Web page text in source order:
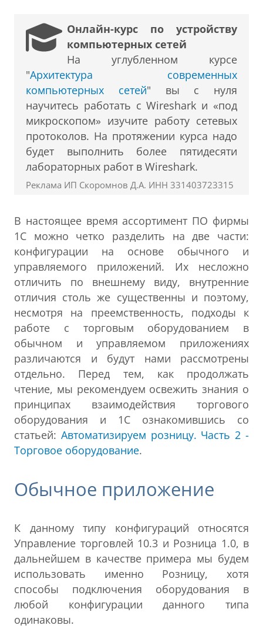
Онлайн-курс по устройству
компьютерных сетей
На углубленном курсе
"Архитектура современных
компьютерных сетей" вы с нуля
научитесь работать с Wireshark и «под
микроскопом» изучите работу сетевых
протоколов. На протяжении курса надо
будет выполнить более пятидесяти
лабораторных работ в Wireshark.
Реклама ИП Скоромнов Д.А. ИНН 331403723315
В настоящее время ассортимент ПО фирмы
1С можно четко разделить на две части:
конфигурации на основе обычного и
управляемого приложений. Их несложно
отличить по внешнему виду, внутренние
отличия столь же существенны и поэтому,
несмотря на преемственность, подходы к
работе с торговым оборудованием в
обычном и управляемом приложениях
различаются и будут нами рассмотрены
отдельно. Перед тем, как продолжать
чтение, мы рекомендуем освежить знания о
принципах взаимодействия торгового
оборудования и 1С ознакомившись со
статьей: Автоматизируем розницу. Часть 2 -
Торговое оборудование.
Обычное приложение
К данному типу конфигураций относятся
Управление торговлей 10.3 и Розница 1.0, в
дальнейшем в качестве примера мы будем
использовать именно Розницу, хотя
способы подключения оборудования в
любой конфигурации данного типа
одинаковы.